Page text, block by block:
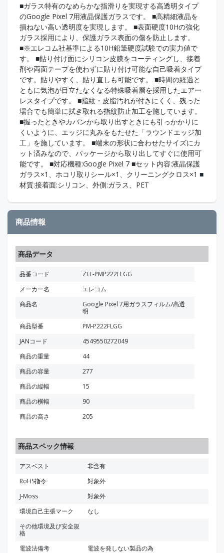
■ガラス特有のなめらかな指滑りを実現する高透明タイプ
のGoogle Pixel 7用液晶保護ガラスです。 ■高精細液晶を
損ねない高い透明度を実現します。 ■表面硬度10Hの強化
ガラス採用により、保護ガラス表面の傷を防止します。
■※エレコム社基準による10H鉛筆硬度試験での実力値で
す。 ■貼り付け面にシリコン皮膜をコーティングし、接着
剤や両面テープを使わずに貼り付け可能な自己吸着タイプ
です。貼りやすく、貼り直しも可能です。 ■時間の経過と
ともに気泡が目立たなくなる特殊吸着層を採用したエアー
レスタイプです。 ■指紋・皮脂汚れが付きにくく、残った
場合でも簡単に拭き取れる指紋防止加工を施しています。
■握ったときやカバンから取り出すときにも引っかかりに
くいように、エッジに丸みをもたせた「ラウンドエッジ加
工」を施しています。 ■端末の形状に合わせたサイズにカ
ット済みなので、パッケージから取り出してすぐに使用可
能です。 ■対応機種:Google Pixel 7 ■セット内容:液晶保護
ガラス×1、ホコリ取りシール×1、クリーニングクロス×1 ■
材質:接着面:シリコン、外側:ガラス、PET
商品情報
商品データ
品番コード
ZEL-PMP222FLGG
メーカー名
エレコム
商品名
Google Pixel 7用ガラスフィルム/高透
明
商品型番
PM-P222FLGG
JANコード
4549550272049
商品の重量
44
商品の容量
277
商品の縦幅
15
商品の横幅
90
商品の高さ
205
商品スペック情報
アスベスト
非含有
RoHS指令
対象外
J-Moss
対象外
環境自己主張マーク
なし
その他環境及び安全規
格
電波法備考
電波を発しない製品の為